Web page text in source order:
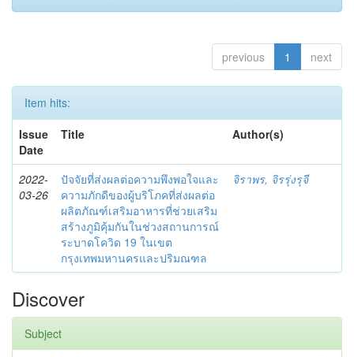
previous 1 next
Item hits:
Issue
Date
Title Author(s)
2022-
03-26
ปัจจัยที่ส่งผลต่อความพึงพอใจและ
ความภักดีของผู้บริโภคที่ส่งผลต่อ
ผลิตภัณฑ์เสริมอาหารที่ช่วยเสริม
สร้างภูมิคุ้มกันในช่วงสถานการณ์
ระบาดโควิด 19 ในเขต
กรุงเทพมหานครและปริมณฑล
จิราพร, จิรรุ่งรุจี
Discover
Subject